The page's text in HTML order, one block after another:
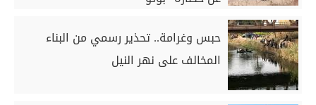
حبس وغرامة.. تحذير رسمي من البناء
المخالف على نهر النيل